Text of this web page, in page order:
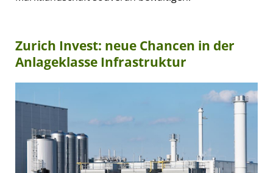
Zurich Invest: neue Chancen in der
Anlageklasse Infrastruktur